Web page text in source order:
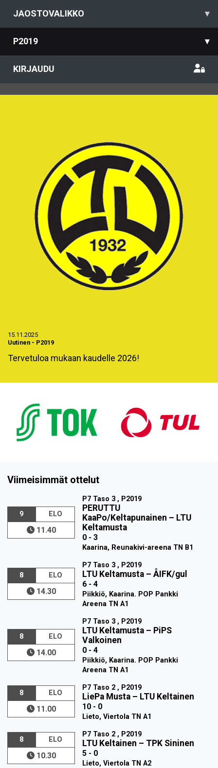
JAOSTOVALIKKO ▾
P2019 ▾
KIRJAUDU
15.11.2025
Uutinen - P2019
Tervetuloa mukaan kaudelle 2026!
Viimeisimmät ottelut
9 ELO
11.40
P7 Taso 3 , P2019
PERUTTU
KaaPo/Keltapunainen – LTU
Keltamusta
0 - 3
Kaarina, Reunakivi-areena TN B1
8 ELO
14.30
P7 Taso 3 , P2019
LTU Keltamusta –ÅIFK/gul
6 - 4
Piikkiö, Kaarina. POP Pankki
Areena TN A1
8 ELO
14.00
P7 Taso 3 , P2019
LTU Keltamusta – PiPS
Valkoinen
0 - 4
Piikkiö, Kaarina. POP Pankki
Areena TN A1
8 ELO
11.00
P7 Taso 2 , P2019
LiePa Musta – LTU Keltainen
10 - 0
Lieto, Viertola TN A1
8 ELO
10.30
P7 Taso 2 , P2019
LTU Keltainen – TPK Sininen
5 - 0
Lieto, Viertola TN A2